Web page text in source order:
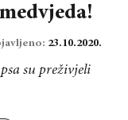
23.10.2020.
su preživjeli